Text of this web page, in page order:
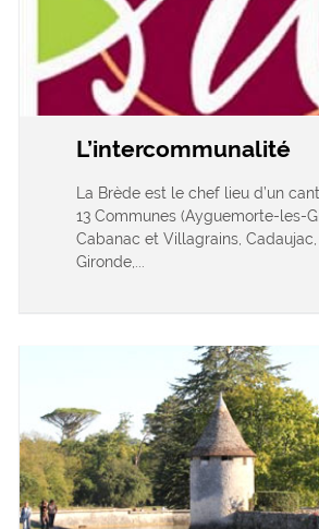
L’intercommunalité
La Brède est le chef lieu d’un
13 Communes (Ayguemorte-les-
Cabanac et Villagrains,
Gironde,...